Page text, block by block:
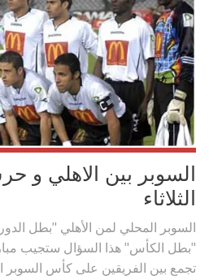
السوبر بين الاهلي و
الثلاثاء
السوبر المحلي لمن الأهلي "بطل
"بطل الكأس" هذا السؤال ستجيب مباراة
تجمع بين الفريقين على كأس السوبر